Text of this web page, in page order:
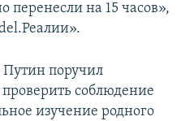
перенесли на 15 часов»,
Путин поручил
соблюдение
изучение родного